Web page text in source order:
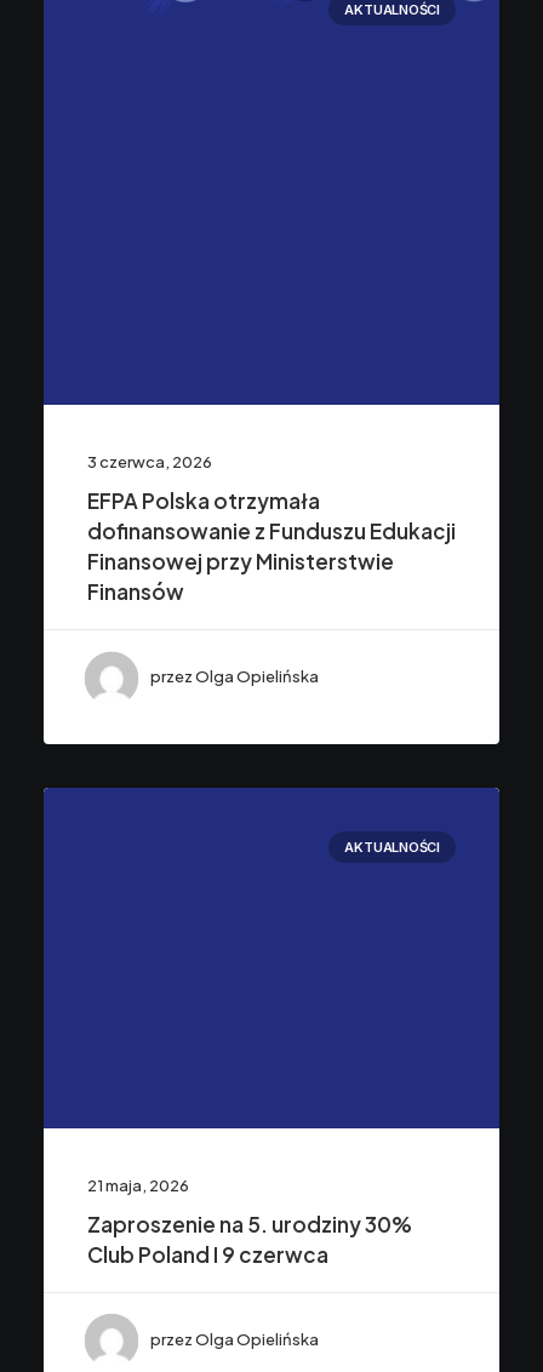
AKTUALNOŚCI
3 czerwca, 2026
EFPA Polska otrzymała
dofinansowanie z Funduszu Edukacji
Finansowej przy Ministerstwie
Finansów
przez Olga Opielińska
AKTUALNOŚCI
21 maja, 2026
Zaproszenie na 5. urodziny 30%
Club Poland I 9 czerwca
przez Olga Opielińska